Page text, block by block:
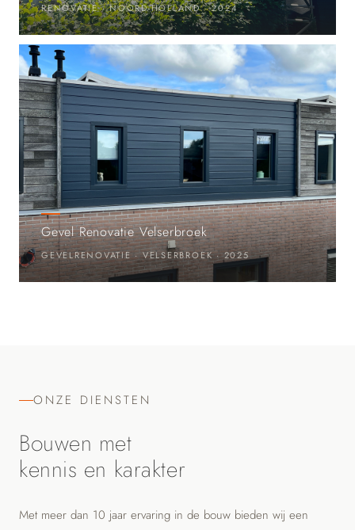
RENOVATIE · NOORD-HOLLAND · 2024
Gevel Renovatie Velserbroek
GEVELRENOVATIE · VELSERBROEK · 2025
ONZE DIENSTEN
Bouwen met
kennis en karakter
Met meer dan 10 jaar ervaring in de bouw bieden wij een